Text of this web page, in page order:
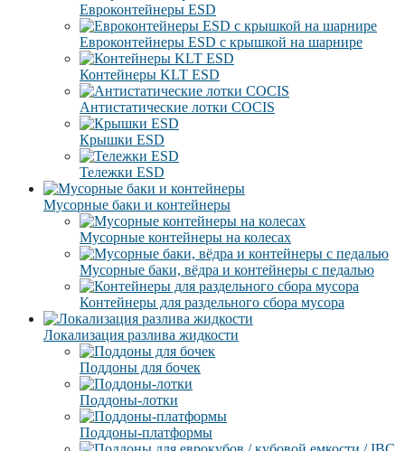
Eвроконтейнеры ЕSD
Евроконтейнеры ESD с крышкой на шарнире
Контейнеры KLT ESD
Антистатические лотки COCIS
Крышки ESD
Тележки ESD
Мусорные баки и контейнеры
Мусорные контейнеры на колесах
Мусорные баки, вёдра и контейнеры с педалью
Контейнеры для раздельного сбора мусора
Локализация разлива жидкости
Поддоны для бочек
Поддоны-лотки
Поддоны-платформы